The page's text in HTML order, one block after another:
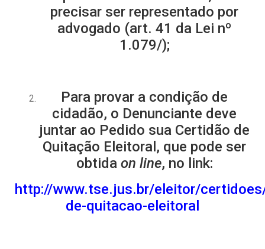
precisar ser representado por
advogado (art. 41 da Lei nº
1.079/);
Para provar a condição de
cidadão, o Denunciante deve
juntar ao Pedido sua Certidão de
Quitação Eleitoral, que pode ser
obtida on line, no link:
http://www.tse.jus.br/eleitor/
de-quitacao-eleitoral